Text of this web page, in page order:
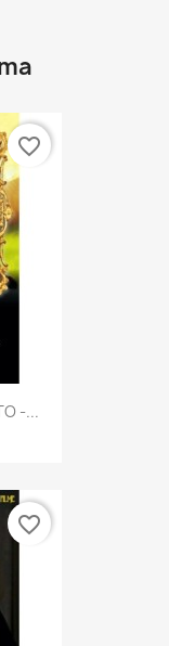
-...
favorite_border
favorite_border